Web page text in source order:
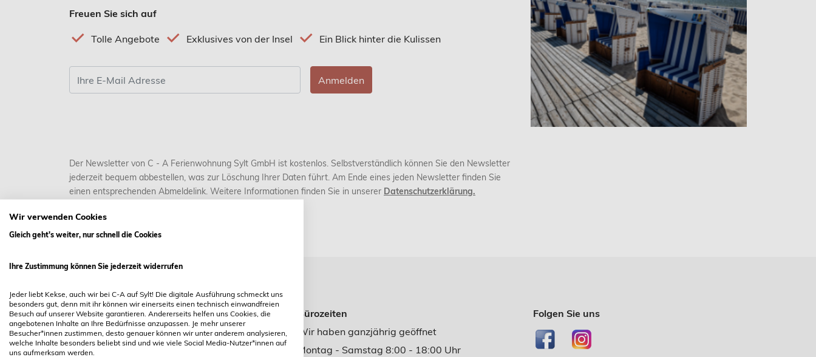
Freuen Sie sich auf
Tolle Angebote Exklusives von der Insel Ein Blick hinter die Kulissen
Der Newsletter von C - A Ferienwohnung Sylt GmbH ist kostenlos. Selbstverständlich können Sie den Newsletter
jederzeit bequem abbestellen, was zur Löschung Ihrer Daten führt. Am Ende eines jeden Newsletter finden Sie
einen entsprechenden Abmeldelink. Weitere Informationen finden Sie in unserer Datenschutzerklärung.
C - A SYLT Ferienwohnung GmbH
Boysenstraße 14
25980 Sylt / Westerland
Bürozeiten
Wir haben ganzjährig geöffnet
Montag - Samstag 8:00 - 18:00 Uhr
Folgen Sie uns
Wir verwenden Cookies
Gleich geht's weiter, nur schnell die Cookies
Ihre Zustimmung können Sie jederzeit widerrufen
Jeder liebt Kekse, auch wir bei C-A auf Sylt! Die digitale Ausführung schmeckt uns
besonders gut, denn mit ihr können wir einerseits einen technisch einwandfreien
Besuch auf unserer Website garantieren. Andererseits helfen uns Cookies, die
angebotenen Inhalte an Ihre Bedürfnisse anzupassen. Je mehr unserer
Besucher*innen zustimmen, desto genauer können wir unter anderem analysieren,
welche Inhalte besonders beliebt sind und wie viele Social Media-Nutzer*innen auf
uns aufmerksam werden.